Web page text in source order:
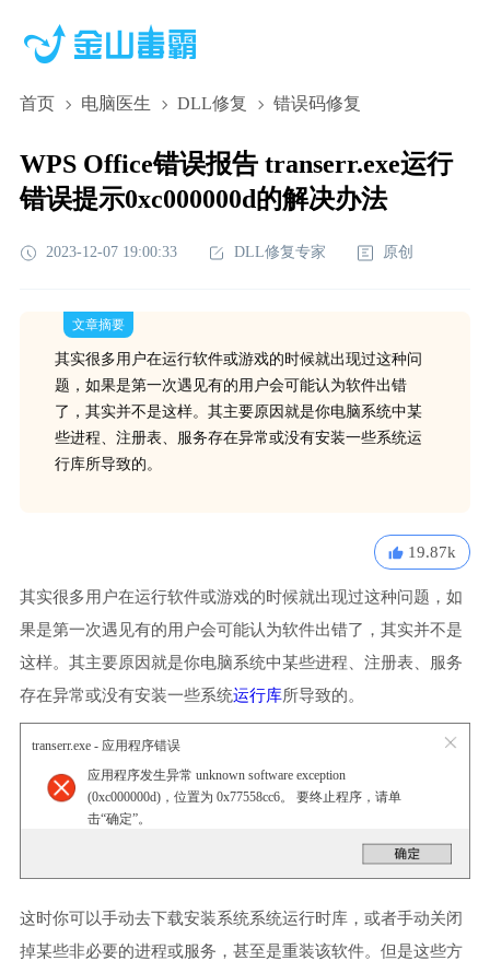
首页 电脑医生 DLL修复 错误码修复
WPS Office错误报告 transerr.exe运行
错误提示0xc000000d的解决办法
2023-12-07 19:00:33 DLL修复专家 原创
文章摘要
其实很多用户在运行软件或游戏的时候就出现过这种问
题，如果是第一次遇见有的用户会可能认为软件出错
了，其实并不是这样。其主要原因就是你电脑系统中某
些进程、注册表、服务存在异常或没有安装一些系统运
行库所导致的。
19.87k
其实很多用户在运行软件或游戏的时候就出现过这种问题，如
果是第一次遇见有的用户会可能认为软件出错了，其实并不是
这样。其主要原因就是你电脑系统中某些进程、注册表、服务
存在异常或没有安装一些系统运行库所导致的。
transerr.exe - 应用程序错误
应用程序发生异常 unknown software exception
(0xc000000d)，位置为 0x77558cc6。 要终止程序，请单
击“确定”。
这时你可以手动去下载安装系统系统运行时库，或者手动关闭
掉某些非必要的进程或服务，甚至是重装该软件。但是这些方